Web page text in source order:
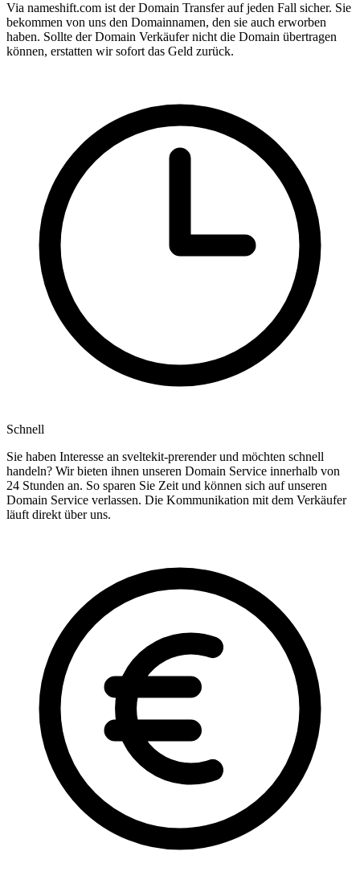
Via nameshift.com ist der Domain Transfer auf jeden Fall sicher. Sie
bekommen von uns den Domainnamen, den sie auch erworben
haben. Sollte der Domain Verkäufer nicht die Domain übertragen
können, erstatten wir sofort das Geld zurück.
Schnell
Sie haben Interesse an sveltekit-prerender und möchten schnell
handeln? Wir bieten ihnen unseren Domain Service innerhalb von
24 Stunden an. So sparen Sie Zeit und können sich auf unseren
Domain Service verlassen. Die Kommunikation mit dem Verkäufer
läuft direkt über uns.